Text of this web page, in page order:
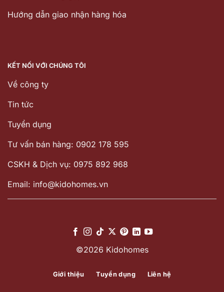
Hướng dẫn giao nhận hàng hóa
KẾT NỐI VỚI CHÚNG TÔI
Về công ty
Tin tức
Tuyển dụng
Tư vấn bán hàng: 0902 178 595
CSKH & Dịch vụ: 0975 892 968
Email: info@kidohomes.vn
©2026 Kidohomes
Giới thiệu Tuyển dụng Liên hệ